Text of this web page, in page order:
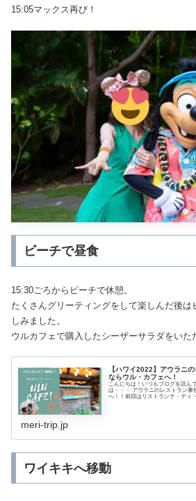
15:05マックス再び！
ビーチで昼食
15:30ごろからビーチで休憩。
たくさんグリーティングをして楽しんだ後は
しみました。
ウルカフェで購入したシーザーサラダをいた
【ハワイ2022】アウラニ
ならウル・カフェへ！
こんにちは！いつもブログを読ん
は・・・ アウラニのレストラン事
へ！！前回はリストランテ・ディ
meri-trip.jp
ワイキキへ移動